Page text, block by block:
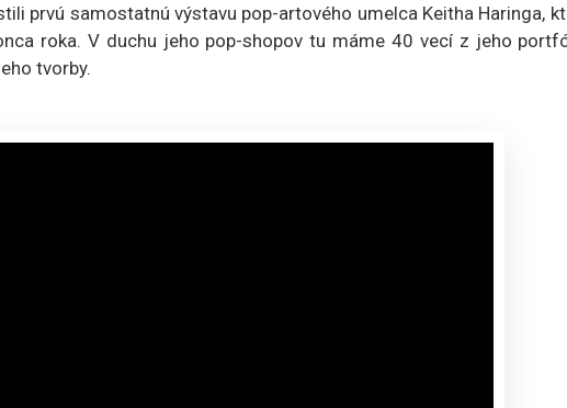
prvú samostatnú výstavu pop-artového umelca Keitha Haringa,
roka. V duchu jeho pop-shopov tu máme 40 vecí z jeho
tvorby.